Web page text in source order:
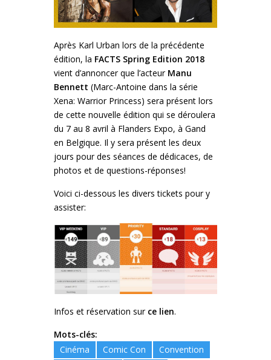
Après Karl Urban lors de la précédente
édition, la FACTS Spring Edition 2018
vient d’annoncer que l’acteur Manu
Bennett (Marc-Antoine dans la série
Xena: Warrior Princess) sera présent lors
de cette nouvelle édition qui se déroulera
du 7 au 8 avril à Flanders Expo, à Gand
en Belgique. Il y sera présent les deux
jours pour des séances de dédicaces, de
photos et de questions-réponses!
Voici ci-dessous les divers tickets pour y
assister:
Infos et réservation sur ce lien.
Mots-clés:
Cinéma
Comic Con
Convention